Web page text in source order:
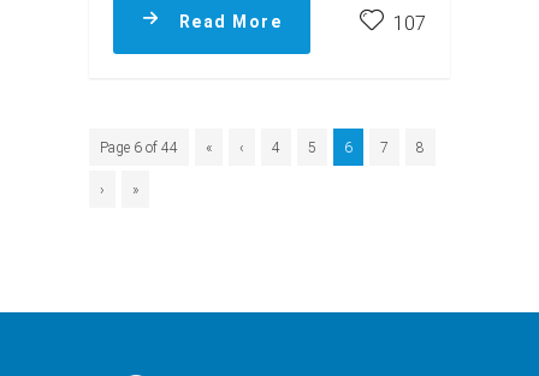
Read More 107
Page 6 of 44 « ‹ 4 5 6 7 8
› »